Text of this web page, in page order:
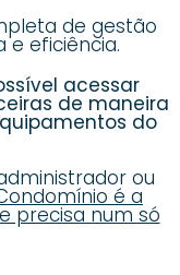
de gestão
e eficiência.
acessar
de maneira
do
ou
é a
precisa num só